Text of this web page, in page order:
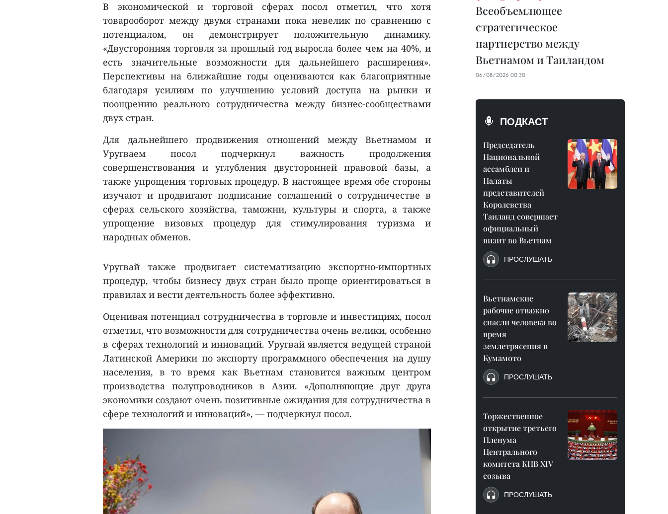
В экономической и торговой сферах посол отметил, что хотя
товарооборот между двумя странами пока невелик по сравнению с
потенциалом, он демонстрирует положительную динамику.
«Двусторонняя торговля за прошлый год выросла более чем на 40%, и
есть значительные возможности для дальнейшего расширения».
Перспективы на ближайшие годы оцениваются как благоприятные
благодаря усилиям по улучшению условий доступа на рынки и
поощрению реального сотрудничества между бизнес-сообществами
двух стран.
Для дальнейшего продвижения отношений между Вьетнамом и
Уругваем посол подчеркнул важность продолжения
совершенствования и углубления двусторонней правовой базы, а
также упрощения торговых процедур. В настоящее время обе стороны
изучают и продвигают подписание соглашений о сотрудничестве в
сферах сельского хозяйства, таможни, культуры и спорта, а также
упрощение визовых процедур для стимулирования туризма и
народных обменов.
Уругвай также продвигает систематизацию экспортно-импортных
процедур, чтобы бизнесу двух стран было проще ориентироваться в
правилах и вести деятельность более эффективно.
Оценивая потенциал сотрудничества в торговле и инвестициях, посол
отметил, что возможности для сотрудничества очень велики, особенно
в сферах технологий и инноваций. Уругвай является ведущей страной
Латинской Америки по экспорту программного обеспечения на душу
населения, в то время как Вьетнам становится важным центром
производства полупроводников в Азии. «Дополняющие друг друга
экономики создают очень позитивные ожидания для сотрудничества в
сфере технологий и инноваций», — подчеркнул посол.
Всеобъемлющее
стратегическое
партнерство между
Вьетнамом и Таиландом
06/08/2026 00:30
ПОДКАСТ
Председатель
Национальной
ассамблеи и
Палаты
представителей
Королевства
Таиланд совершает
официальный
визит во Вьетнам
ПРОСЛУШАТЬ
Вьетнамские
рабочие отважно
спасли человека во
время
землетрясения в
Кумамото
ПРОСЛУШАТЬ
Торжественное
открытие третьего
Пленума
Центрального
комитета КПВ XIV
созыва
ПРОСЛУШАТЬ